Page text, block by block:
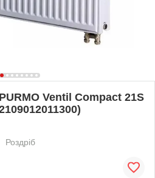
Ventil Compact 21S
Роздріб